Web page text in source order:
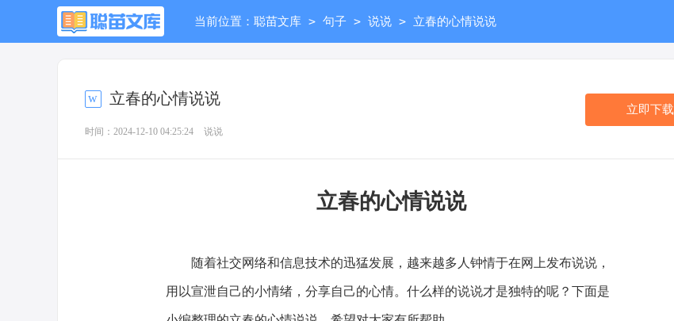
当前位置： 聪苗文库 > 句子 > 说说 > 立春的心情说说
立春的心情说说
时间：2024-12-10 04:25:24 说说
立即下载
立春的心情说说
随着社交网络和信息技术的迅猛发展，越来越多人钟情于在网上发布说说，
用以宣泄自己的小情绪，分享自己的心情。什么样的说说才是独特的呢？下面是